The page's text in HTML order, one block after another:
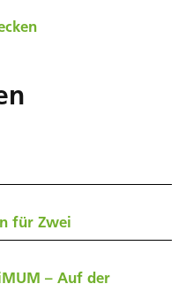
für Zwei
– Auf der